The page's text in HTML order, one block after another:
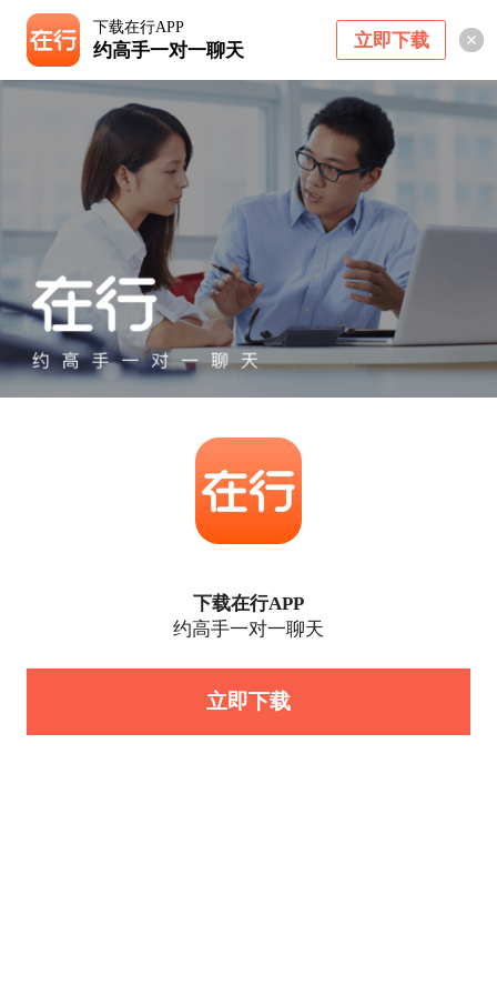
下载在行APP
约高手一对一聊天 立即下载
下载在行APP
约高手一对一聊天
立即下载